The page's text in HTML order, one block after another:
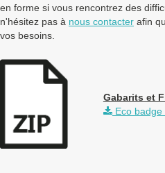
en forme si vous rencontrez des
n'hésitez pas à nous contacter afin
vos besoins.
Gabarits et
Eco badge